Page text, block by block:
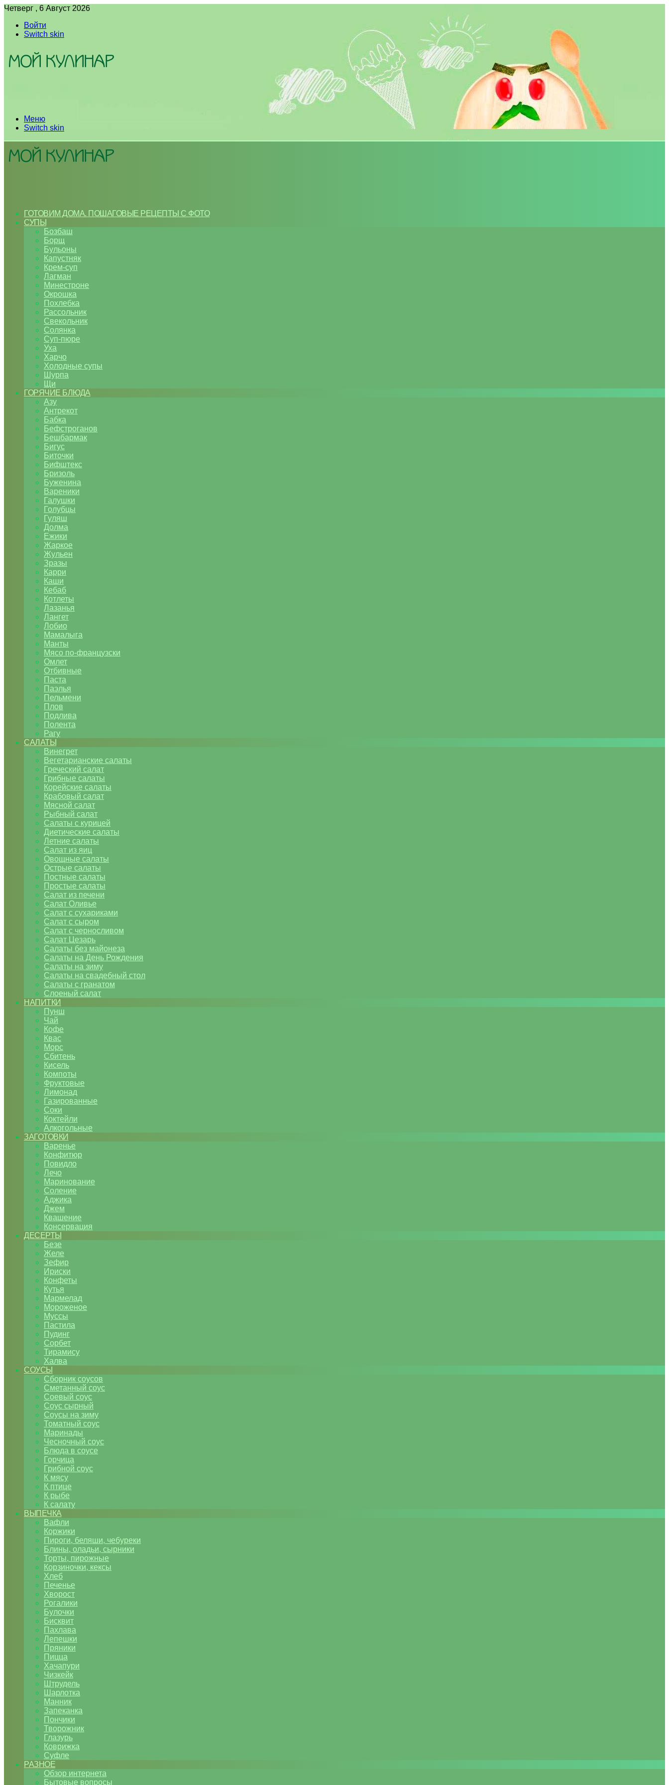
Четверг , 6 Август 2026
Войти
Switch skin
Меню
Switch skin
ГОТОВИМ ДОМА. ПОШАГОВЫЕ РЕЦЕПТЫ С ФОТО
СУПЫ
Бозбаш
Борщ
Бульоны
Капустняк
Крем-суп
Лагман
Минестроне
Окрошка
Похлебка
Рассольник
Свекольник
Солянка
Суп-пюре
Уха
Харчо
Холодные супы
Шурпа
Щи
ГОРЯЧИЕ БЛЮДА
Азу
Антрекот
Бабка
Бефстроганов
Бешбармак
Бигус
Биточки
Бифштекс
Бризоль
Буженина
Вареники
Галушки
Голубцы
Гуляш
Долма
Ежики
Жаркое
Жульен
Зразы
Карри
Каши
Кебаб
Котлеты
Лазанья
Лангет
Лобио
Мамалыга
Манты
Мясо по-французски
Омлет
Отбивные
Паста
Паэлья
Пельмени
Плов
Подлива
Полента
Рагу
САЛАТЫ
Винегрет
Вегетарианские салаты
Греческий салат
Грибные салаты
Корейские салаты
Крабовый салат
Мясной салат
Рыбный салат
Салаты с курицей
Диетические салаты
Летние салаты
Салат из яиц
Овощные салаты
Острые салаты
Постные салаты
Простые салаты
Салат из печени
Салат Оливье
Салат с сухариками
Салат с сыром
Салат с черносливом
Салат Цезарь
Салаты без майонеза
Салаты на День Рождения
Салаты на зиму
Салаты на свадебный стол
Салаты с гранатом
Слоеный салат
НАПИТКИ
Пунш
Чай
Кофе
Квас
Морс
Сбитень
Кисель
Компоты
Фруктовые
Лимонад
Газированные
Соки
Коктейли
Алкогольные
ЗАГОТОВКИ
Варенье
Конфитюр
Повидло
Лечо
Маринование
Соление
Аджика
Джем
Квашение
Консервация
ДЕСЕРТЫ
Безе
Желе
Зефир
Ириски
Конфеты
Кутья
Мармелад
Мороженое
Муссы
Пастила
Пудинг
Сорбет
Тирамису
Халва
СОУСЫ
Сборник соусов
Сметанный соус
Соевый соус
Соус сырный
Соусы на зиму
Томатный соус
Маринады
Чесночный соус
Блюда в соусе
Горчица
Грибной соус
К мясу
К птице
К рыбе
К салату
ВЫПЕЧКА
Вафли
Коржики
Пироги, беляши, чебуреки
Блины, оладьи, сырники
Торты, пирожные
Корзиночки, кексы
Хлеб
Печенье
Хворост
Рогалики
Булочки
Бисквит
Пахлава
Лепешки
Пряники
Пицца
Хачапури
Чизкейк
Штрудель
Шарлотка
Манник
Запеканка
Пончики
Творожник
Глазурь
Коврижка
Суфле
РАЗНОЕ
Обзор интернета
Бытовые вопросы